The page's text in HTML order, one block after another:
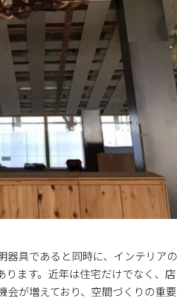
器具であると同時に、インテリアの
ます。近年は住宅だけでなく、店
が増えており、空間づくりの重要